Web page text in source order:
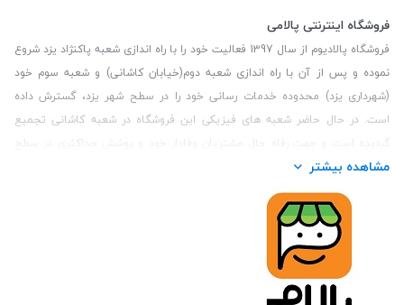
فروشگاه اینترنتی پالامی
فروشگاه پالادیوم از سال 1397 فعالیت خود را با راه اندازی شعبه پاکنژاد یزد شروع
نموده و پس از آن با راه اندازی شعبه دوم(خیابان کاشانی) و شعبه سوم خود
(شهرداری یزد) محدوده خدمات رسانی خود را در سطح شهر یزد، گسترش داده
است. در حال حاضر شعبه های فیزیکی این فروشگاه در شعبه کاشانی تجمیع
گردیده است و جهت رفاه حال مشتریان وفادار خود و پوشش حداکثری در سطح
استان یزد و همچنین مشتریان سطح کشور، فروشگاه اینترنتی پالامی را راه اندازی
نموده است. هدف فروشگاه اینترنتی پالامی فراهم نمودن یک خرید اینترنتی
مطمئن، با کالاهای متنوع، باکیفیت و دارای قیمت مناسب می باشد که مشتری
بتواند در مدت زمان کوتاه کالاهای خود را سفارش داده و در زمان مورد نظر خود
تحویل بگیرد و در صورت وجود عدم تطابق سفارش و کالای تحویل شده ضمانت
بازگشت کالا هم داشته باشد. سابقه درخشان در فروش حضوری و جذب مشتریان و
مشاهده بیشتر